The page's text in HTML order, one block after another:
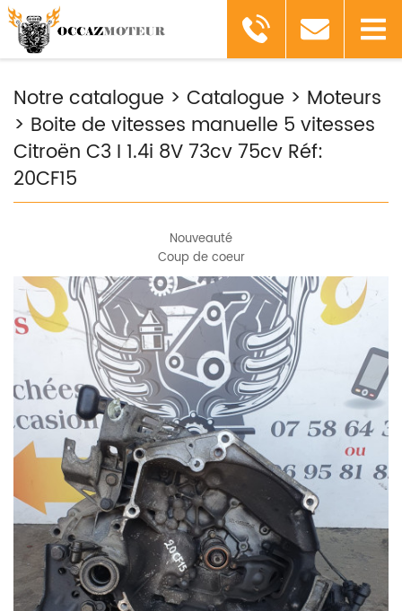
Notre catalogue > Catalogue > Moteurs
> Boite de vitesses manuelle 5 vitesses
Citroën C3 I 1.4i 8V 73cv 75cv Réf:
20CF15
Nouveauté
Coup de coeur